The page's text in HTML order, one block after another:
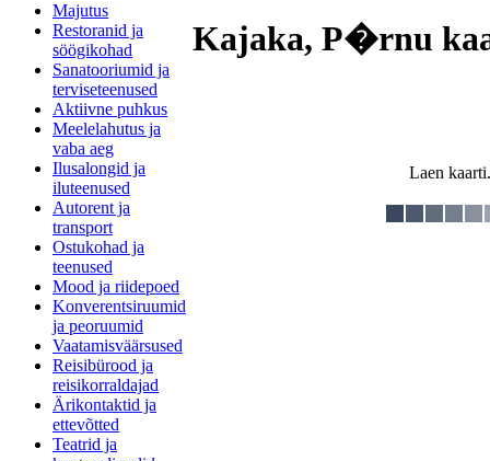
Majutus
Restoranid ja
söögikohad
Sanatooriumid ja
terviseteenused
Aktiivne puhkus
Meelelahutus ja
vaba aeg
Ilusalongid ja
iluteenused
Autorent ja
transport
Ostukohad ja
teenused
Mood ja riidepoed
Konverentsiruumid
ja peoruumid
Vaatamisväärsused
Reisibürood ja
reisikorraldajad
Ärikontaktid ja
ettevõtted
Teatrid ja
Kajaka, P�rnu
Laen